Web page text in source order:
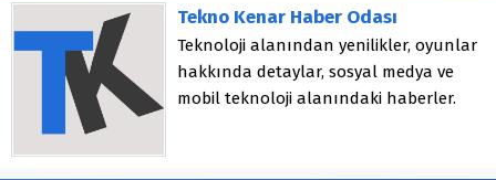
Tekno Kenar Haber Odası
Teknoloji alanından yenilikler, oyunlar
hakkında detaylar, sosyal medya ve
mobil teknoloji alanındaki haberler.